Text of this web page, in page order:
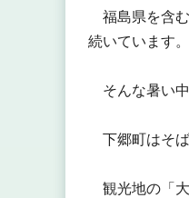
福島県を含む
続いています。
そんな暑い中
下郷町はそば
観光地の「大